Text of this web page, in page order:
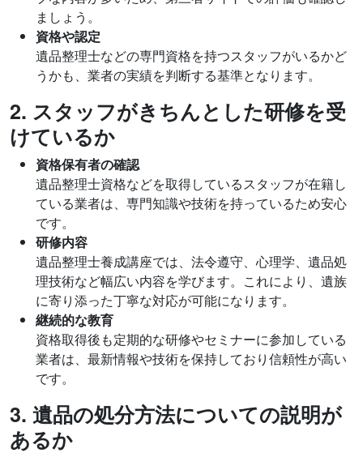
ましょう。
資格や認定
遺品整理士などの専門資格を持つスタッフがいるかど
うかも、業者の実績を判断する基準となります。
2. スタッフがきちんとした研修を受
けているか
資格保有者の確認
遺品整理士資格などを取得しているスタッフが在籍し
ている業者は、専門知識や技術を持っているため安心
です。
研修内容
遺品整理士養成講座では、法令遵守、心理学、遺品処
理技術など幅広い内容を学びます。これにより、遺族
に寄り添った丁寧な対応が可能になります。
継続的な教育
資格取得後も定期的な研修やセミナーに参加している
業者は、最新情報や技術を保持しており信頼性が高い
です。
3. 遺品の処分方法についての説明が
あるか